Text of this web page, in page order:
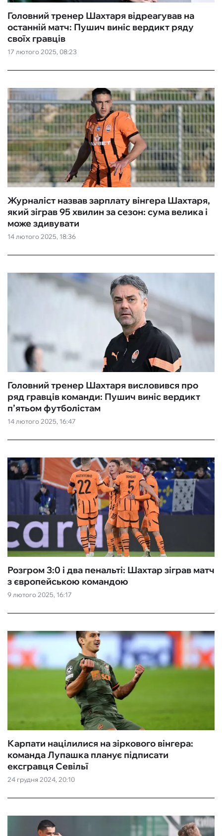
17 лютого 2025, 08:23
Головний тренер Шахтаря відреагував на
останній матч: Пушич виніс вердикт ряду
своїх гравців
14 лютого 2025, 18:36
Журналіст назвав зарплату вінгера Шахтаря,
який зіграв 95 хвилин за сезон: сума велика і
може здивувати
14 лютого 2025, 16:47
Головний тренер Шахтаря висловився про
ряд гравців команди: Пушич виніс вердикт
п’ятьом футболістам
9 лютого 2025, 16:17
Розгром 3:0 і два пенальті: Шахтар зіграв матч
з європейською командою
24 грудня 2024, 20:10
Карпати націлилися на зіркового вінгера:
команда Лупашка планує підписати
ексгравця Севільї